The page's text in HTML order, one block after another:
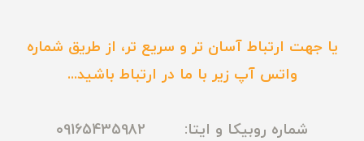
یا جهت ارتباط آسان تر و سریع تر، از طریق شماره
واتس آپ زیر با ما در ارتباط باشید...
شماره روبیکا و ایتا: 09165435982